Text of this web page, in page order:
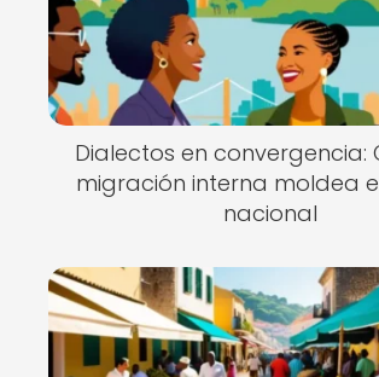
Dialectos en convergencia:
migración interna moldea
nacional